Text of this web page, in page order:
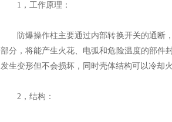
1，工作原理：
防爆操作柱主要通过内部转换开关的通断，
部分，将能产生火花、电弧和危险温度的部件
发生变形但不会损坏，同时壳体结构可以冷却
2，结构：